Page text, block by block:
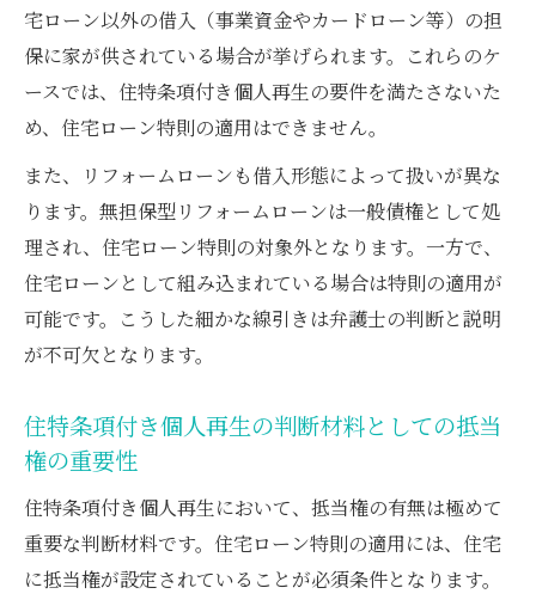
宅ローン以外の借入（事業資金やカードローン等）の担
保に家が供されている場合が挙げられます。これらのケ
ースでは、住特条項付き個人再生の要件を満たさないた
め、住宅ローン特則の適用はできません。
また、リフォームローンも借入形態によって扱いが異な
ります。無担保型リフォームローンは一般債権として処
理され、住宅ローン特則の対象外となります。一方で、
住宅ローンとして組み込まれている場合は特則の適用が
可能です。こうした細かな線引きは弁護士の判断と説明
が不可欠となります。
住特条項付き個人再生の判断材料としての抵当
権の重要性
住特条項付き個人再生において、抵当権の有無は極めて
重要な判断材料です。住宅ローン特則の適用には、住宅
に抵当権が設定されていることが必須条件となります。